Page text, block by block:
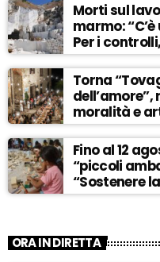
Morti sul
marmo:
Per i
ASCOLTA
Torna
moralità e
Fino al 12
“piccoli
“Sostenere
sempre più
ORA IN DIRETTA